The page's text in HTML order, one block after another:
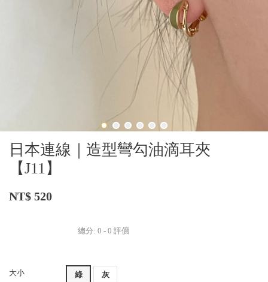
日本連線｜造型彎勾油滴耳夾
【J11】
NT$ 520
總分: 0 - 0 評價
大小 綠 灰